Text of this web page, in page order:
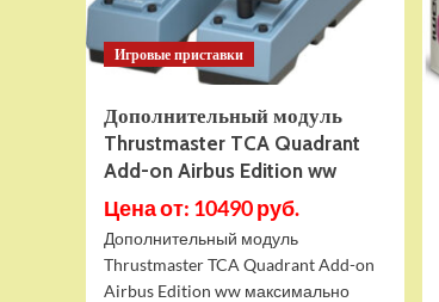
Игровые приставки
Дополнительный модуль
Thrustmaster TCA Quadrant
Add-on Airbus Edition ww
Цена от: 10490 руб.
Дополнительный модуль
Thrustmaster TCA Quadrant Add-on
Airbus Edition ww максимально